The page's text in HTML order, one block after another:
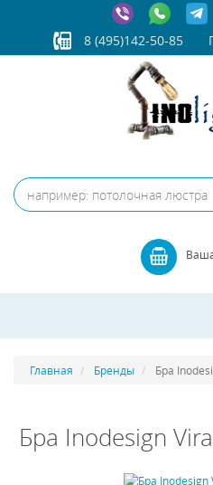
8 (495)142-50-85
Главная Бренды Бра
Бра Inodesign